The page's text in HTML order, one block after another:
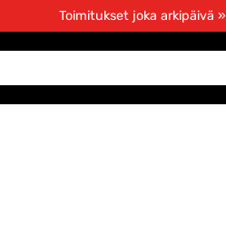
Toimitukset joka arkipäivä »